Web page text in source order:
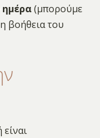
ημέρα(μπορούμε
βοήθεια του